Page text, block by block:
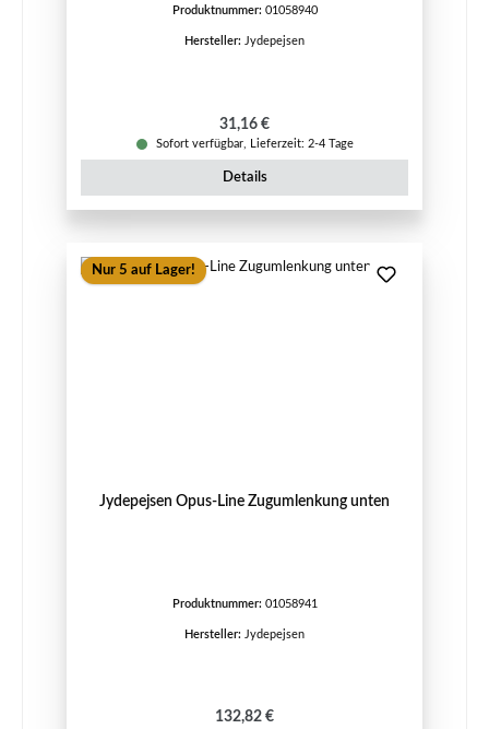
Produktnummer: 01058940
Hersteller: Jydepejsen
Regulärer Preis:
31,16 €
Sofort verfügbar, Lieferzeit: 2-4 Tage
Details
Nur 5 auf Lager!
Jydepejsen Opus-Line Zugumlenkung unten
Produktnummer: 01058941
Hersteller: Jydepejsen
Regulärer Preis:
132,82 €